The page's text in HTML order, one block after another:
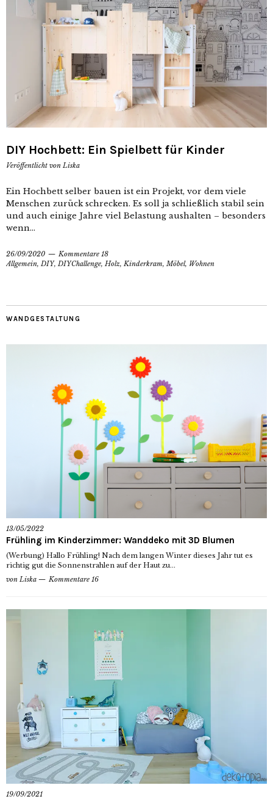
DIY Hochbett: Ein Spielbett für Kinder
Veröffentlicht von Liska
Ein Hochbett selber bauen ist ein Projekt, vor dem viele
Menschen zurück schrecken. Es soll ja schließlich stabil sein
und auch einige Jahre viel Belastung aushalten – besonders
wenn...
26/09/2020
Kommentare 18
Allgemein,DIY,DIYChallenge,Holz, Kinderkram,Möbel, Wohnen
WANDGESTALTUNG
13/05/2022
Frühling im Kinderzimmer: Wanddeko mit 3D Blumen
(Werbung) Hallo Frühling! Nach dem langen Winter dieses Jahr tut es
richtig gut die Sonnenstrahlen auf der Haut zu...
von Liska Kommentare 16
19/09/2021